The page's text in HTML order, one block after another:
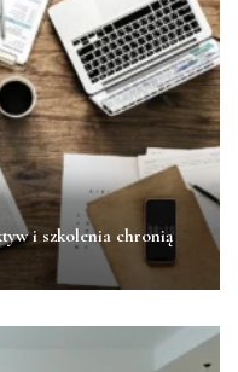
i szkolenia chronią